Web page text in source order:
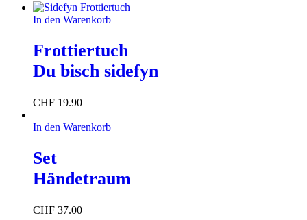
In den Warenkorb
Frottiertuch
Du bisch sidefyn
CHF 19.90
In den Warenkorb
Set
Händetraum
CHF 37.00